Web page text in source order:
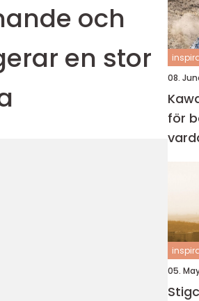
och
en stor
08.
för
05.